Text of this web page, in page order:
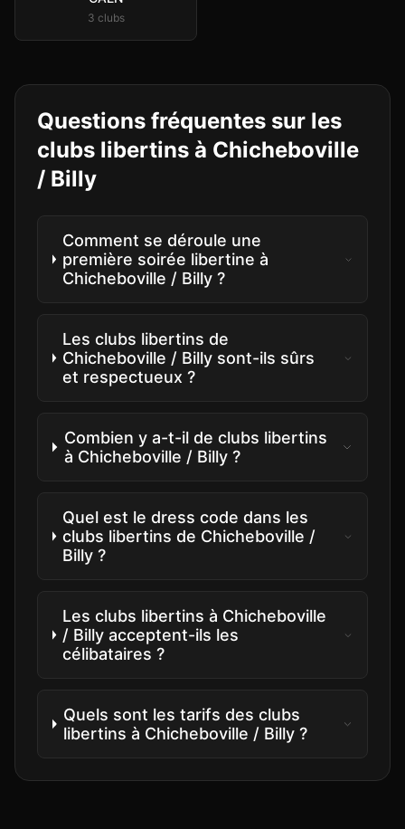
3 clubs
Questions fréquentes sur les
clubs libertins à Chicheboville
/ Billy
Comment se déroule une
première soirée libertine à
Chicheboville / Billy ?
Les clubs libertins de
Chicheboville / Billy sont-ils sûrs
et respectueux ?
Combien y a-t-il de clubs libertins
à Chicheboville / Billy ?
Quel est le dress code dans les
clubs libertins de Chicheboville /
Billy ?
Les clubs libertins à Chicheboville
/ Billy acceptent-ils les
célibataires ?
Quels sont les tarifs des clubs
libertins à Chicheboville / Billy ?